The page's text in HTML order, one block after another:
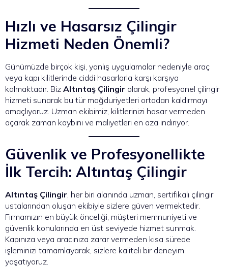
Hızlı ve Hasarsız Çilingir
Hizmeti Neden Önemli?
Günümüzde birçok kişi, yanlış uygulamalar nedeniyle araç
veya kapı kilitlerinde ciddi hasarlarla karşı karşıya
kalmaktadır. Biz Altıntaş Çilingir olarak, profesyonel çilingir
hizmeti sunarak bu tür mağduriyetleri ortadan kaldırmayı
amaçlıyoruz. Uzman ekibimiz, kilitlerinizi hasar vermeden
açarak zaman kaybını ve maliyetleri en aza indiriyor.
Güvenlik ve Profesyonellikte
İlk Tercih: Altıntaş Çilingir
Altıntaş Çilingir , her biri alanında uzman, sertifikalı çilingir
ustalarından oluşan ekibiyle sizlere güven vermektedir.
Firmamızın en büyük önceliği, müşteri memnuniyeti ve
güvenlik konularında en üst seviyede hizmet sunmak.
Kapınıza veya aracınıza zarar vermeden kısa sürede
işleminizi tamamlayarak, sizlere kaliteli bir deneyim
yaşatıyoruz.